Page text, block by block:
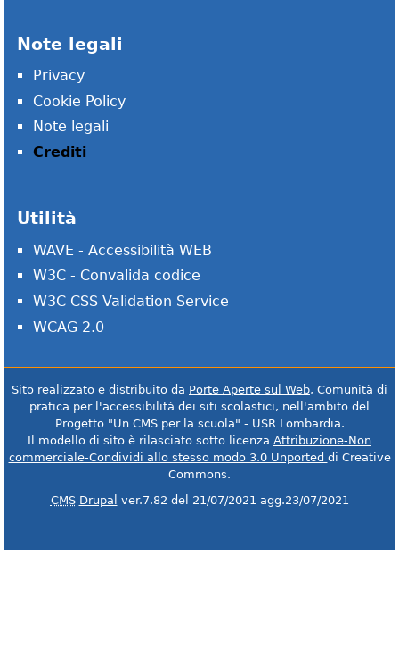
Note legali
Privacy
Cookie Policy
Note legali
Crediti
Utilità
WAVE - Accessibilità WEB
W3C - Convalida codice
W3C CSS Validation Service
WCAG 2.0
Sito realizzato e distribuito da Porte Aperte sul Web, Comunità di
pratica per l'accessibilità dei siti scolastici, nell'ambito del
Progetto "Un CMS per la scuola" - USR Lombardia.
Il modello di sito è rilasciato sotto licenza Attribuzione-Non
commerciale-Condividi allo stesso modo 3.0 Unported di Creative
Commons.
CMS Drupal ver.7.82 del 21/07/2021 agg.23/07/2021